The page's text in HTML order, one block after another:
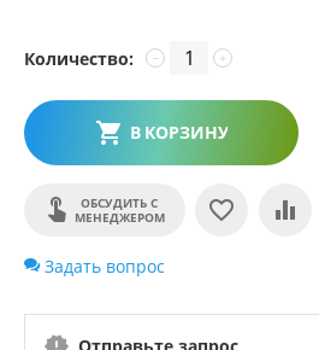
Количество: +
−
В КОРЗИНУ
ОБСУДИТЬ С
МЕНЕДЖЕРОМ
Задать вопрос